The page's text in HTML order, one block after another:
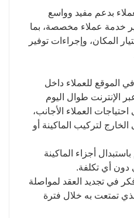
بدعم مفيد وواسع
خدمة عملاء مخصصة، بما
المكان، وإجراءات توفير
في الموقع للعملاء داخل
الإنترنت طوال اليوم
احتياجات العملاء الأجانب،
لتركيب الماكينة أو
أجزاء الماكينة
دون أي تكلفة.
فكر في تجديد العقد لمواصلة
تمتعت به خلال فترة